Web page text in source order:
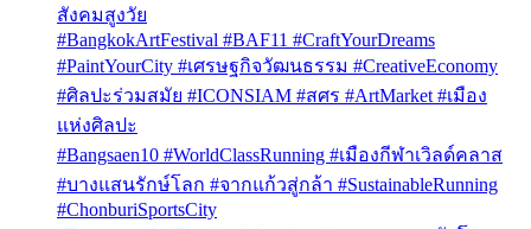
สังคมสูงวัย
#BangkokArtFestival #BAF11 #CraftYourDreams
#PaintYourCity #เศรษฐกิจวัฒนธรรม #CreativeEconomy
#ศิลปะร่วมสมัย #ICONSIAM #สศร #ArtMarket #เมือง
แห่งศิลปะ
#Bangsaen10 #WorldClassRunning #เมืองกีฬาเวิลด์คลาส
#บางแสนรักษ์โลก #จากแก้วสู่กล้า #SustainableRunning
#ChonburiSportsCity